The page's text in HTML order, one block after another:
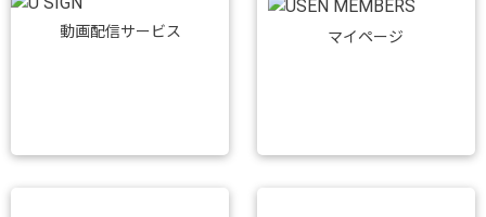
動画配信サービス マイページ